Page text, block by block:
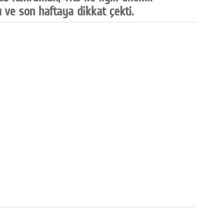
ve son haftaya dikkat çekti.